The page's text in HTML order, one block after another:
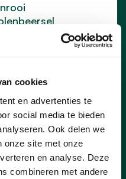
cookies
en advertenties te
social media te bieden
Ook delen we
onze site met onze
en analyse. Deze
combineren met andere
Ophoven
Geistingen
Ophoven